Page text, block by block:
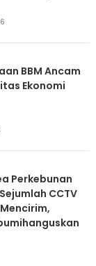
BBM Ancam
Ekonomi
Perkebunan
CCTV